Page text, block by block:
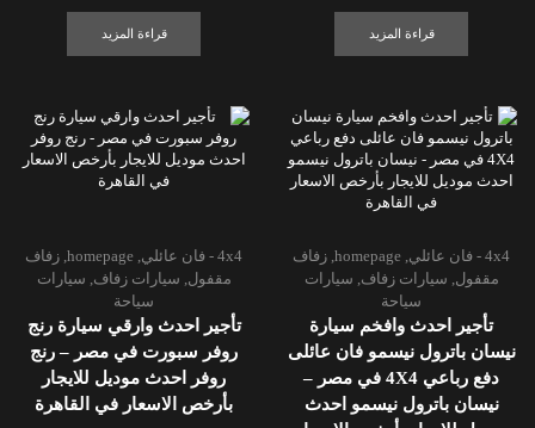
قراءة المزيد قراءة المزيد
4x4 - فان عائلي homepage زفاف
مقفول سيارات زفاف سيارات
سياحة
تأجير احدث وافخم سيارة
نيسان باترول نيسمو فان عائلى
دفع رباعي 4X4 في مصر –
نيسان باترول نيسمو احدث
4x4 - فان عائلي homepage زفاف
مقفول سيارات زفاف سيارات
سياحة
تأجير احدث وارقي سيارة رنج
روفر سبورت في مصر – رنج
روفر احدث موديل للايجار
بأرخص الاسعار في القاهرة